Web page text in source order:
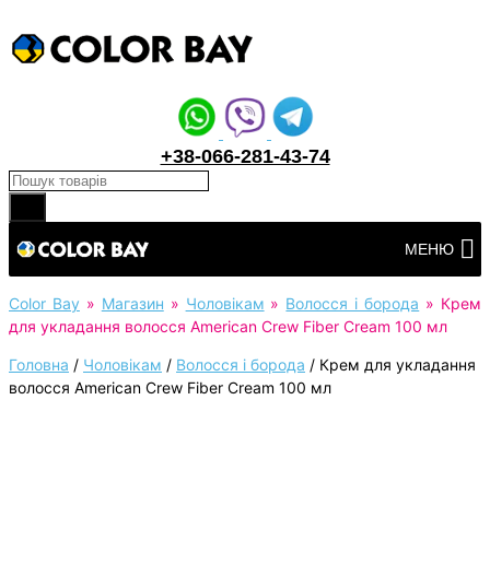
+38-066-281-43-74
Products search
до
вмісту
МЕНЮ
Color Bay » Магазин » Чоловікам » Волосся і борода » Крем
для укладання волосся American Crew Fiber Cream 100 мл
Головна / Чоловікам / Волосся і борода / Крем для укладання
волосся American Crew Fiber Cream 100 мл